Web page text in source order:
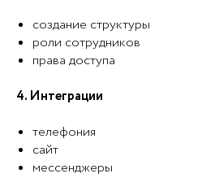
создание структуры
роли сотрудников
права доступа
4. Интеграции
телефония
сайт
мессенджеры